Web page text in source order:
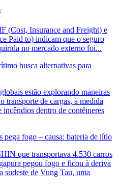
(Cost, Insurance and Freight) e
Paid to) indicam que o seguro
no mercado externo foi...
busca alternativas para
estão explorando maneiras
transporte de cargas, à medida
incêndios dentro de contêineres
pega fogo – causa: bateria de lítio
que transportava 4.530 carros
pegou fogo e ficou à deriva
sudeste de Vung Tau, uma